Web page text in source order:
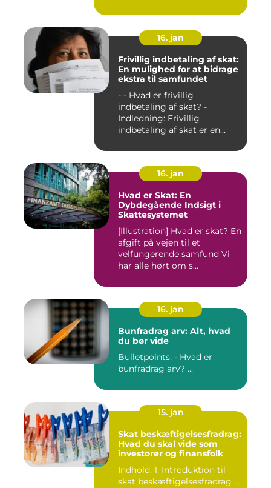
16. jan
Frivillig indbetaling af skat:
En mulighed for at bidrage
ekstra til samfundet
- - Hvad er frivillig
indbetaling af skat? -
Indledning: Frivillig
indbetaling af skat er en
16. jan
Hvad er Skat: En
Dybdegående Indsigt i
Skattesystemet
[Illustration] Hvad er skat? En
afgift på vejen til et
velfungerende samfund Vi
har alle hørt om s...
16. jan
Bunfradrag arv: Alt, hvad
du bør vide
Bulletpoints: - Hvad er
bunfradrag arv? ...
15. jan
Skat beskæftigelsesfradrag:
Hvad du skal vide som
investorer og finansfolk
Indhold: 1. Introduktion til
skat beskæftigelsesfradrag ...